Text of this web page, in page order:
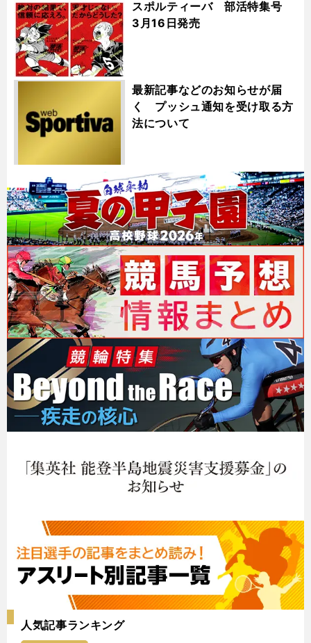
スポルティーバ 部活特集号
3月16日発売
最新記事などのお知らせが届
く プッシュ通知を受け取る方
法について
人気記事ランキング